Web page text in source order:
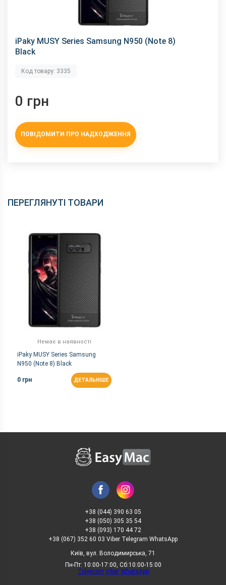
iPaky MUSY Series Samsung N950 (Note 8)
Black
Код товару: 3335
0 грн
ПОВІДОМИТИ ПРО НАДХОДЖЕННЯ
ПЕРЕГЛЯНУТІ ТОВАРИ
Немає в наявності
iPaky MUSY Series Samsung
N950 (Note 8) Black
0 грн ДЕТАЛЬНІШЕ
+38 (044) 390 63 05
+38 (050) 305 35 54
+38 (093) 170 44 72
+38 (067) 352 60 03 Viber Telegram WhatsApp
Київ, вул. Володимирська, 71
Пн-Пт: 10:00-17:00, Сб:10:00-15:00
Telegram Viber WhatsApp